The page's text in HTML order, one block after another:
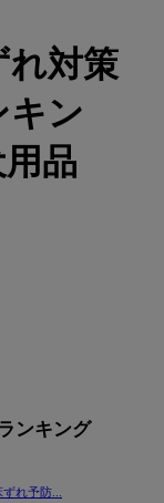
れ対策
キン
品
ンキング
れ予防...